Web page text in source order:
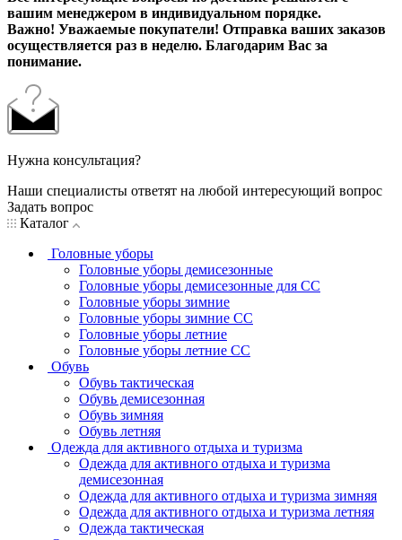
вашим менеджером в индивидуальном порядке.
Важно! Уважаемые покупатели! Отправка ваших заказов
осуществляется раз в неделю. Благодарим Вас за
понимание.
Нужна консультация?
Наши специалисты ответят на любой интересующий вопрос
Задать вопрос
Каталог
Головные уборы
Головные уборы демисезонные
Головные уборы демисезонные для СС
Головные уборы зимние
Головные уборы зимние СС
Головные уборы летние
Головные уборы летние СС
Обувь
Обувь тактическая
Обувь демисезонная
Обувь зимняя
Обувь летняя
Одежда для активного отдыха и туризма
Одежда для активного отдыха и туризма
демисезонная
Одежда для активного отдыха и туризма зимняя
Одежда для активного отдыха и туризма летняя
Одежда тактическая